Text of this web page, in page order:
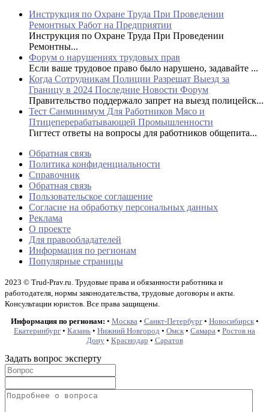
Инструкция по Охране Труда При Проведении
Ремонтных Работ на Предприятии
Инструкция по Охране Труда При Проведении
Ремонтны...
Форум о нарушениях трудовых прав
Если ваше трудовое право было нарушено, задавайте ...
Когда Сотрудникам Полиции Разрешат Выезд за
Границу в 2024 Последние Новости Форум
Правительство поддержало запрет на выезд полицейск...
Тест Санминимум Для Работников Мясо и
Птицеперерабатывающей Промышленности
Гигтест ответы на вопросы для работников общепита...
Обратная связь
Политика конфиденциальности
Справочник
Обратная связь
Пользовательское соглашение
Согласие на обработку персональных данных
Реклама
О проекте
Для правообладателей
Информация по регионам
Популярные страницы
2023 © Trud-Prav.ru. Трудовые права и обязанности работника и
работодателя, нормы законодательства, трудовые договоры и акты.
Консультации юристов. Все права защищены.
Информация по регионам: • Москва • Санкт-Петербург• Новосибирск•
Екатеринбург • Казань • Нижний Новгород • Омск • Самара • Ростов на
Дону• Краснодар • Саратов
Задать вопрос эксперту